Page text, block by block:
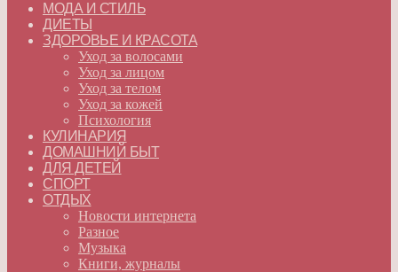
МОДА И СТИЛЬ
ДИЕТЫ
ЗДОРОВЬЕ И КРАСОТА
Уход за волосами
Уход за лицом
Уход за телом
Уход за кожей
Психология
КУЛИНАРИЯ
ДОМАШНИЙ БЫТ
ДЛЯ ДЕТЕЙ
СПОРТ
ОТДЫХ
Новости интернета
Разное
Музыка
Книги, журналы